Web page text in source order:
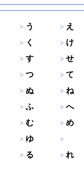
う え
く け
す せ
つ て
ぬ ね
ふ へ
む め
ゆ
る れ